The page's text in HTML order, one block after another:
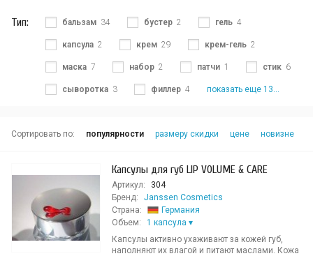
Тип: бальзам 34 бустер 2 гель 4
капсула 2 крем 29 крем-гель 2
маска 7 набор 2 патчи 1 стик 6
сыворотка 3 филлер 4 показать еще 13...
Сортировать по: популярности размеру скидки цене новизне
Капсулы для губ LIP VOLUME & CARE
Артикул:
304
Бренд:
Janssen Cosmetics
Страна:
Германия
Объем:
1 капсула
Капсулы активно ухаживают за кожей губ,
наполняют их влагой и питают маслами. Кожа